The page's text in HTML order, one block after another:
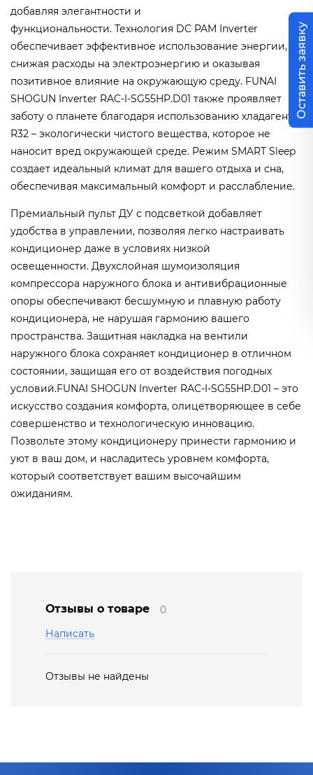
добавляя элегантности и
функциональности. Технология DC PAM Inverter
обеспечивает эффективное использование энергии,
снижая расходы на электроэнергию и оказывая
позитивное влияние на окружающую среду. FUNAI
SHOGUN Inverter RAC-I-SG55HP.D01 также проявляет
заботу о планете благодаря использованию хладагента
R32 – экологически чистого вещества, которое не
наносит вред окружающей среде. Режим SMART Sleep
создает идеальный климат для вашего отдыха и сна,
обеспечивая максимальный комфорт и расслабление.
Премиальный пульт ДУ с подсветкой добавляет
удобства в управлении, позволяя легко настраивать
кондиционер даже в условиях низкой
освещенности. Двухслойная шумоизоляция
компрессора наружного блока и антивибрационные
опоры обеспечивают бесшумную и плавную работу
кондиционера, не нарушая гармонию вашего
пространства. Защитная накладка на вентили
наружного блока сохраняет кондиционер в отличном
состоянии, защищая его от воздействия погодных
условий.FUNAI SHOGUN Inverter RAC-I-SG55HP.D01 – это
искусство создания комфорта, олицетворяющее в себе
совершенство и технологическую инновацию.
Позвольте этому кондиционеру принести гармонию и
уют в ваш дом, и насладитесь уровнем комфорта,
который соответствует вашим высочайшим
ожиданиям.
Отзывы о товаре
0
Написать
Отзывы не найдены
Оставить заявку